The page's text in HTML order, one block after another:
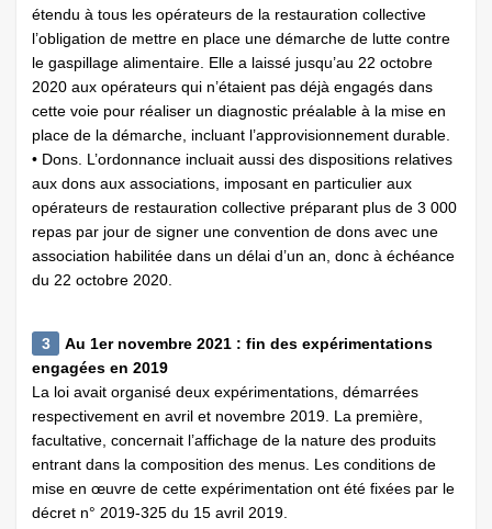
étendu à tous les opérateurs de la restauration collective
l’obligation de mettre en place une démarche de lutte contre
le gaspillage alimentaire. Elle a laissé jusqu’au 22 octobre
2020 aux opérateurs qui n’étaient pas déjà engagés dans
cette voie pour réaliser un diagnostic préalable à la mise en
place de la démarche, incluant l’approvisionnement durable.
• Dons. L’ordonnance incluait aussi des dispositions relatives
aux dons aux associations, imposant en particulier aux
opérateurs de restauration collective préparant plus de 3 000
repas par jour de signer une convention de dons avec une
association habilitée dans un délai d’un an, donc à échéance
du 22 octobre 2020.
3
Au 1er novembre 2021 : fin des expérimentations
engagées en 2019
La loi avait organisé deux expérimentations, démarrées
respectivement en avril et novembre 2019. La première,
facultative, concernait l’affichage de la nature des produits
entrant dans la composition des menus. Les conditions de
mise en œuvre de cette expérimentation ont été fixées par le
décret n° 2019-325 du 15 avril 2019.